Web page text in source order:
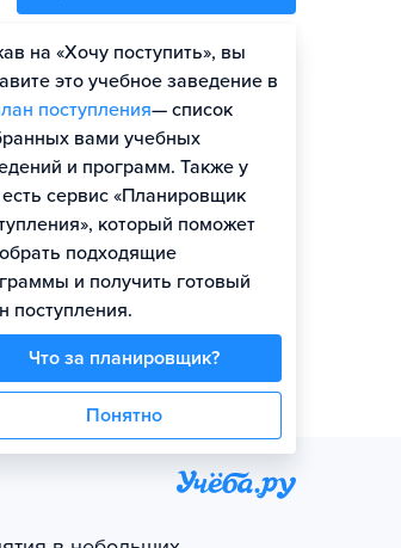
на «Хочу поступить», вы
это учебное заведение в
поступления— список
вами учебных
и программ. Также у
есть сервис «Планировщик
который поможет
подходящие
и получить готовый
поступления.
Что за планировщик?
Понятно
Оценить шансы